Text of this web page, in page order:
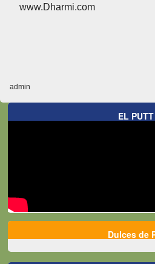
www.Dharmi.com
admin
EL PUTT
Dulces de